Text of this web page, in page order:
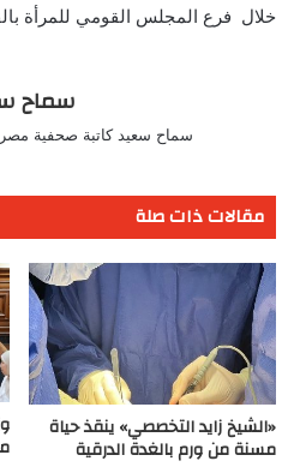
خلال فرع المجلس القومي للمرأة
سماح
سماح سعيد كاتبة صحفية
مقالات ذات صلة
«الشيخ زايد التخصصي» ينقذ حياة
مسنة من ورم بالغدة الدرقية